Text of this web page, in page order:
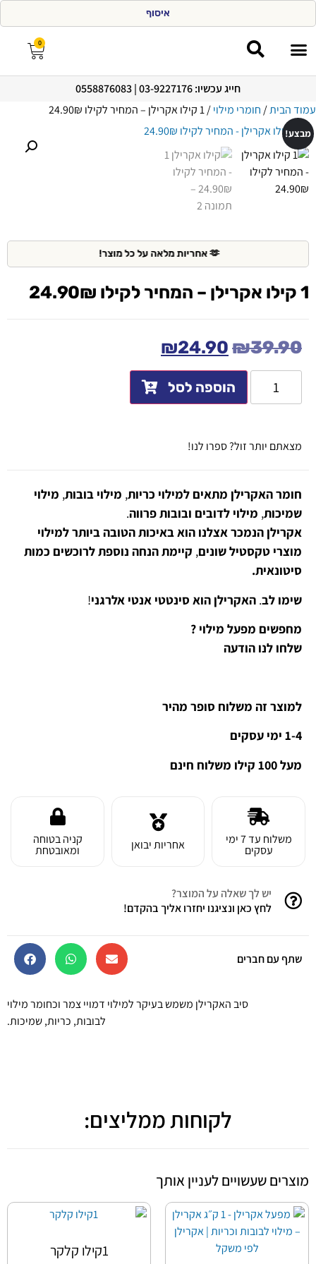
יסוף מ
0
חייג עכשיו: 03-9227176 | 0558876083
עמוד הבית/ חומרי מילוי/ 1 קילו אקרילן – המחיר לקילו 24.90₪
מבצע!
🫶 אחריות מלאה על כל מוצר!
1 קילו אקרילן – המחיר לקילו 24.90₪
₪39.90
₪24.90
הוספה לסל
מצאתם יותר זול? ספרו לנו!
חומרהאקרילן מתאים למילוי כריות, מילוי בובות, מילוי
שמיכות, מילוי לדובים ובובותפרווה.
אקרילן הנמכראצלנו הואבאיכותהטובהביותרלמילוי
מוצרי טקסטילשונים, קיימת הנחה נוספת לרוכשים כמות
סיטונאית.
שימו לב. האקרילן הוא סינטטי אנטי אלרגני!
מחפשים מפעל מילוי ?
שלחו לנו הודעה
למוצר זה משלוח סופר מהיר
1-4 ימי עסקים
מעל 100 קילו משלוח חינם
משלוח עד 7 ימי
עסקים אחריות יבואן קניה בטוחה
ומאובטחת
יש לך שאלה על המוצר?
לחץ כאן ונציגנו יחזרו אליך בהקדם!
שתף עם חברים
סיב האקרילן משמש בעיקר למילוי דמויי צמר וכחומר מילוי
לבובות, כריות, שמיכות.
לקוחות ממליצים:
מוצרים שעשויים לעניין אותך
1קילו קלקר